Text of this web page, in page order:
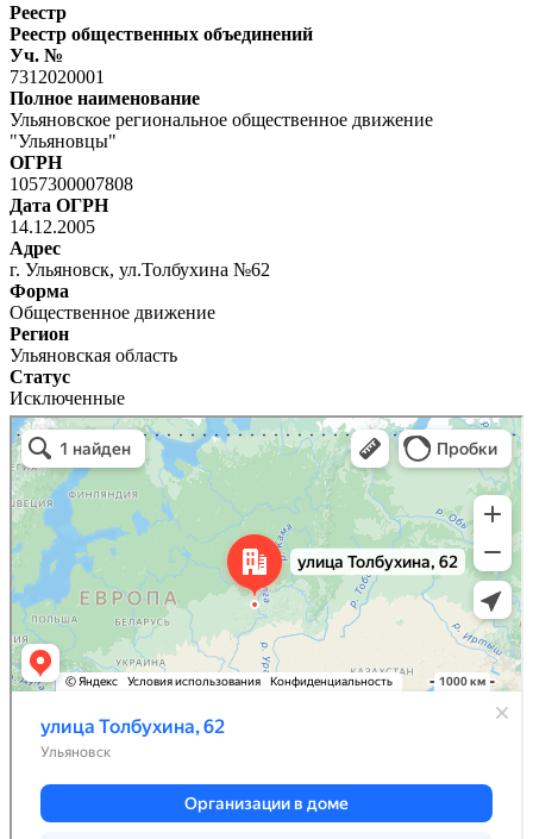
Реестр
Реестр общественных объединений
Уч. №
7312020001
Полное наименование
Ульяновское региональное общественное движение
"Ульяновцы"
ОГРН
1057300007808
Дата ОГРН
14.12.2005
Адрес
г. Ульяновск, ул.Толбухина №62
Форма
Общественное движение
Регион
Ульяновская область
Статус
Исключенные